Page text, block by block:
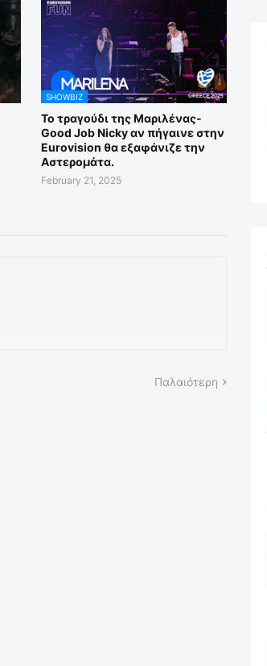
SHOWBIZ
Το τραγούδι της Μαριλένας-
Good Job Nicky αν πήγαινε στην
Eurovision θα εξαφάνιζε την
Αστερομάτα.
February 21, 2025
Παλαιότερη